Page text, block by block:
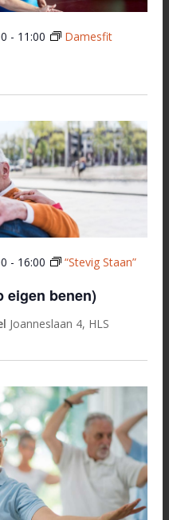
- 11:00 Damesfit
eigen benen)
- 16:00
“Stevig Staan”
Joanneslaan 4, HLS